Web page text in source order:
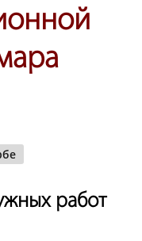
работ